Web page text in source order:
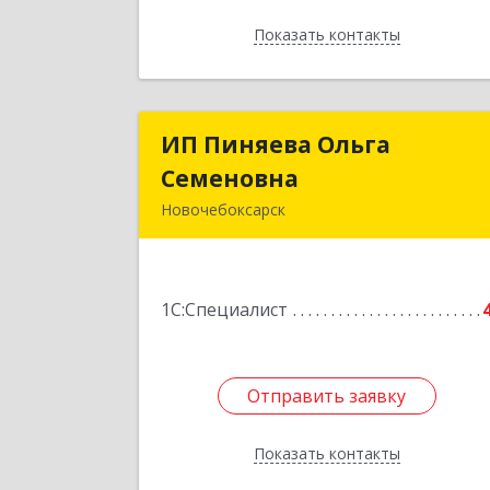
Показать контакты
Назад
ИП Пиняева Ольга
Семеновна
Новочебоксарск
1С:Специалист
Отправить заявку
Показать контакты
ИП Пиняева Ольга
Отправить заявку
Назад